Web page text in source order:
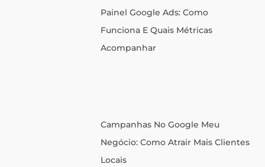
Painel Google Ads: Como
Funciona E Quais Métricas
Acompanhar
Campanhas No Google Meu
Negócio: Como Atrair Mais Clientes
Locais